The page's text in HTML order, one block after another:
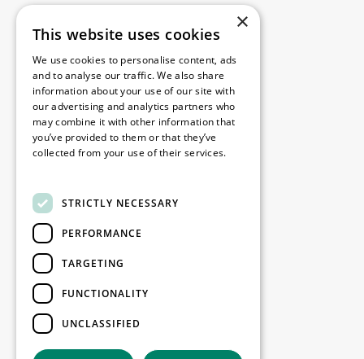
Beschikbare locaties
Onze oplossingen
Discover WDP
Investor Hub
Jobs
Contact
Juridisch
Disclaimer
Privacy policy
Cookie policy
Onze kantoren
×
This website uses cookies
We use cookies to personalise content, ads
and to analyse our traffic. We also share
information about your use of our site with
our advertising and analytics partners who
may combine it with other information that
you’ve provided to them or that they’ve
collected from your use of their services.
STRICTLY NECESSARY
PERFORMANCE
TARGETING
FUNCTIONALITY
UNCLASSIFIED